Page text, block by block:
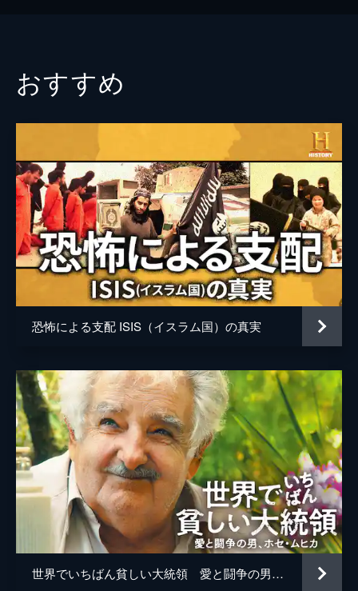
おすすめ
恐怖による支配 ISIS（イスラム国）の真実
世界でいちばん貧しい大統領 愛と闘争の男、ホセ・ムヒカ